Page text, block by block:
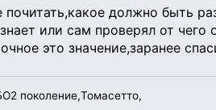
должно быть
или сам проверял от чего
это значение,заранее
поколение,Томасетто,